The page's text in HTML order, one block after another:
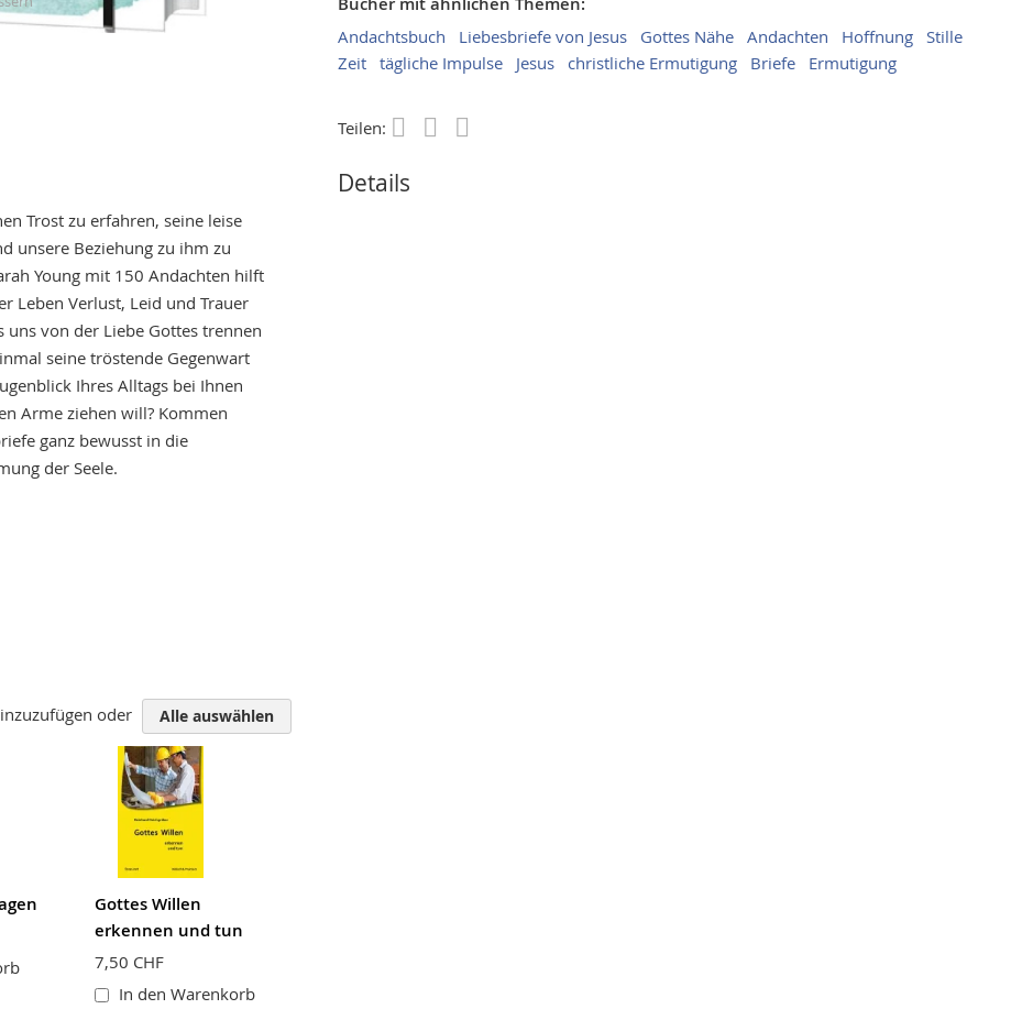
Andachtsbuch Liebesbriefe von Jesus Gottes Nähe Andachten Hoffnung Stille
Zeit tägliche Impulse Jesus christliche Ermutigung Briefe Ermutigung
Teilen:
Trost zu erfahren, seine leise
unsere Beziehung zu ihm zu
Young mit 150 Andachten hilft
Leben Verlust, Leid und Trauer
von der Liebe Gottes trennen
seine tröstende Gegenwart
Ihres Alltags bei Ihnen
Arme ziehen will? Kommen
ganz bewusst in die
der Seele.
Details
oder Alle auswählen
Gottes Willen
erkennen und tun
7,50 CHF
In den Warenkorb